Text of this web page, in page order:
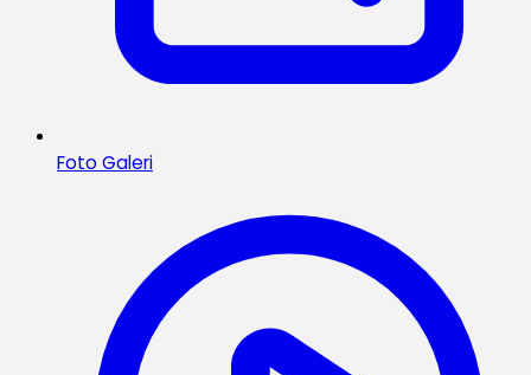
Foto Galeri